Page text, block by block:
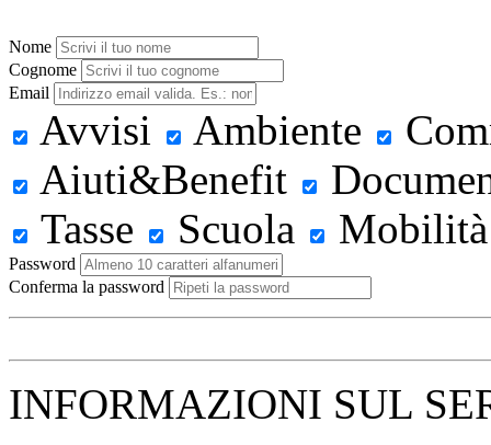
Nome
Cognome
Email
Avvisi Ambiente
Aiuti&Benefit
Tasse
Scuola Mobilità
Password
Conferma la password
INFORMAZIONI SUL